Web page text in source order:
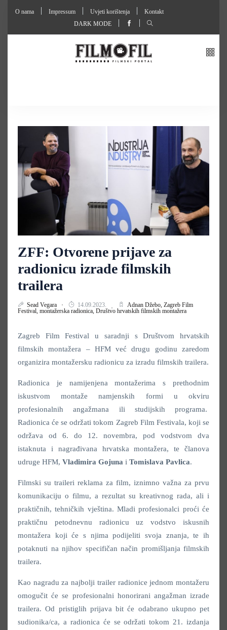
O nama Impressum Uvjeti korištenja
Kontakt
DARK MODE
ZFF: Otvorene prijave za
radionicu izrade filmskih
trailera
Sead Vegara 14.09.2023. Adnan Džebo, Zagreb Film
Festival, montažerska radionica, Društvo hrvatskih filmskih montažera
Zagreb Film Festival u saradnji s Društvom hrvatskih
filmskih montažera – HFM već drugu godinu zaredom
organizira montažersku radionicu za izradu filmskih trailera.
Radionica je namijenjena montažerima s prethodnim
iskustvom montaže namjenskih formi u okviru
profesionalnih angažmana ili studijskih programa.
Radionica će se održati tokom Zagreb Film Festivala, koji se
održava od 6. do 12. novembra, pod vodstvom dva
istaknuta i nagrađivana hrvatska montažera, te članova
udruge HFM, Vladimira Gojuna i Tomislava Pavlica.
Filmski su traileri reklama za film, iznimno važna za prvu
komunikaciju o filmu, a rezultat su kreativnog rada, ali i
praktičnih, tehničkih vještina. Mladi profesionalci proći će
praktičnu petodnevnu radionicu uz vodstvo iskusnih
montažera koji će s njima podijeliti svoja znanja, te ih
potaknuti na njihov specifičan način promišljanja filmskih
trailera.
Kao nagradu za najbolji trailer radionice jednom montažeru
omogučit će se profesionalni honorirani angažman izrade
trailera. Od pristiglih prijava bit će odabrano ukupno pet
sudionika/ca, a radionica će se održati tokom 21. izdanja